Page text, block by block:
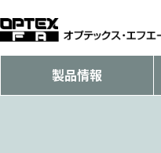
製品情報